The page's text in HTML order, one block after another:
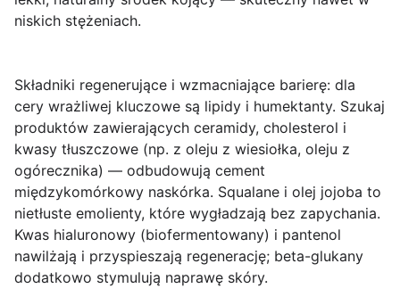
niskich stężeniach.
Składniki regenerujące i wzmacniające barierę: dla
cery wrażliwej kluczowe są lipidy i humektanty. Szukaj
produktów zawierających ceramidy, cholesterol i
kwasy tłuszczowe (np. z oleju z wiesiołka, oleju z
ogórecznika) — odbudowują cement
międzykomórkowy naskórka. Squalane i olej jojoba to
nietłuste emolienty, które wygładzają bez zapychania.
Kwas hialuronowy (biofermentowany) i pantenol
nawilżają i przyspieszają regenerację; beta-glukany
dodatkowo stymulują naprawę skóry.